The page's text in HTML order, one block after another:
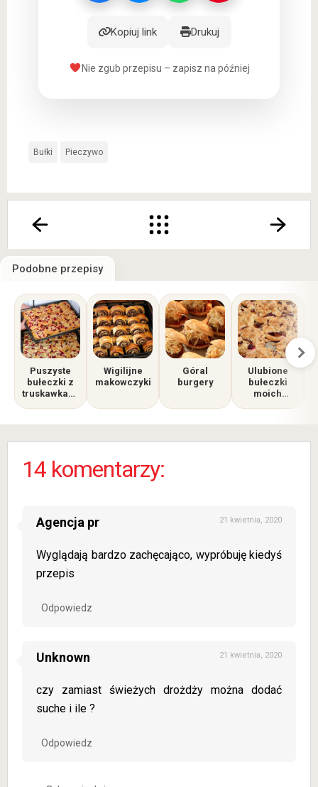
Kopiuj link Drukuj
Nie zgub przepisu – zapisz na później
Bułki Pieczywo
Podobne przepisy
Puszyste
bułeczki z
truskawkami
krok po
Wigilijne
makowczyki
Góral
burgery
Ulubione
bułeczki
moich
owoców i
14 komentarzy:
Agencja pr 21 kwietnia, 2020
Wyglądają bardzo zachęcająco, wypróbuję kiedyś
przepis
Odpowiedz
Unknown 21 kwietnia, 2020
czy zamiast świeżych drożdży można dodać
suche i ile ?
Odpowiedz